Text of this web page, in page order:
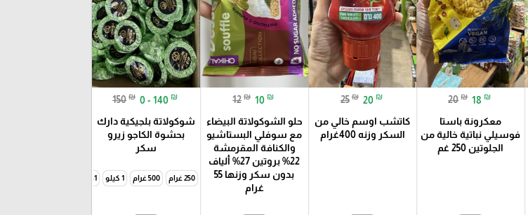
20 ₪ 18 ₪
معكرونة باستا
فوسيلي نباتية خالية من
الجلوتين 250 غم
25 ₪ 20 ₪
كاتشب اوسم خالي من
السكر وزنه 400غرام
12 ₪ 10 ₪
حلو الشوكولاتة البيضاء
مع سوفلي البستاشيو
والكنافة المقرمشة
22% بروتين 27% ألياف
بدون سكر وزنها 55
غرام
150 ₪ 0 - 140 ₪
شوكولاتة بلجيكية دارك
بحشوة الكاجو زيرو
سكر
250 غرام 500 غرام 1 كيلو 1حبة